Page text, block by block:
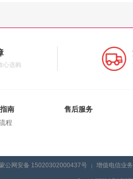
心选购
南
程
售后服务
公网安备 15020302000437号 | 增值电信业